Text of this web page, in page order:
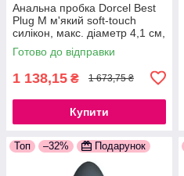
Анальна пробка Dorcel Best
Plug M м'який soft-touch
силікон, макс. діаметр 4,1 см,
звужений і округлений кінчик,
м'який силікон
Готово до відправки
1 138,15 ₴ 1 673,75 ₴
Купити
Топ –32% Подарунок